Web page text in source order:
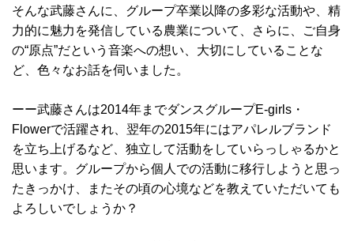
そんな武藤さんに、グループ卒業以降の多彩な活動や、精
力的に魅力を発信している農業について、さらに、ご自身
の“原点”だという音楽への想い、大切にしていることな
ど、色々なお話を伺いました。
ーー武藤さんは2014年までダンスグループE-girls・
Flowerで活躍され、翌年の2015年にはアパレルブランド
を立ち上げるなど、独立して活動をしていらっしゃるかと
思います。グループから個人での活動に移行しようと思っ
たきっかけ、またその頃の心境などを教えていただいても
よろしいでしょうか？